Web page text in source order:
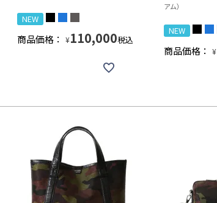
NEW
商品価格： ¥110,000税込
アム）
NEW
商品価格： ¥